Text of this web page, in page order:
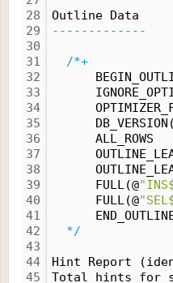
28
29
30
31
32
33
34
35
36
37
38
39
40
41
42
43
44
45
Outline Data
-------------
/*+
DB_VERSION(
ALL_ROWS
FULL(@
FULL(@
*/
Hint Report
Total hints for